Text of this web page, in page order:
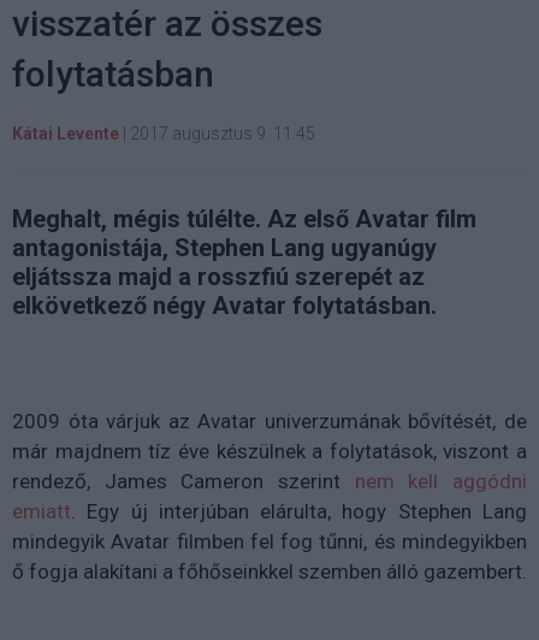
visszatér az összes
folytatásban
Kátai Levente | 2017 augusztus 9. 11:45
Meghalt, mégis túlélte. Az első Avatar film
antagonistája, Stephen Lang ugyanúgy
eljátssza majd a rosszfiú szerepét az
elkövetkező négy Avatar folytatásban.
2009 óta várjuk az Avatar univerzumának bővítését, de
már majdnem tíz éve készülnek a folytatások, viszont a
rendező, James Cameron szerint nem kell aggódni
emiatt . Egy új interjúban elárulta, hogy Stephen Lang
mindegyik Avatar filmben fel fog tűnni, és mindegyikben
ő fogja alakítani a főhőseinkkel szemben álló gazembert.